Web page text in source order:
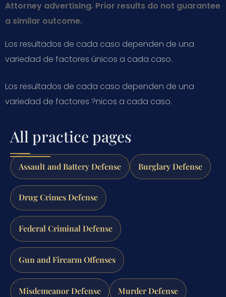
Attorney advertising. Prior results do not guarantee
a similar outcome.
Los resultados de cada caso dependen de una
variedad de factores únicos a cada caso.
Los resultados de cada caso dependen de una
variedad de factores ?nicos a cada caso.
All practice pages
Assault and Battery Defense Burglary Defense
Drug Crimes Defense
Federal Criminal Defense
Gun and Firearm Offenses
Misdemeanor Defense Murder Defense